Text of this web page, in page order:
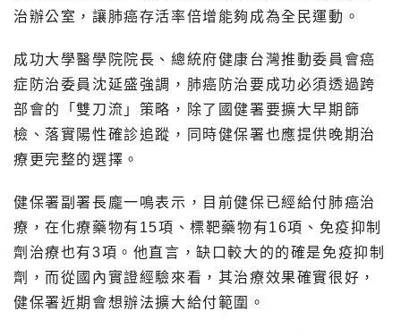
治辦公室，讓肺癌存活率倍增能夠成為全民運動。
成功大學醫學院院長、總統府健康台灣推動委員會癌
症防治委員沈延盛強調，肺癌防治要成功必須透過跨
部會的「雙刀流」策略，除了國健署要擴大早期篩
檢、落實陽性確診追蹤，同時健保署也應提供晚期治
療更完整的選擇。
健保署副署長龐一鳴表示，目前健保已經給付肺癌治
療，在化療藥物有15項、標靶藥物有16項、免疫抑制
劑治療也有3項。他直言，缺口較大的的確是免疫抑制
劑，而從國內實證經驗來看，其治療效果確實很好，
健保署近期會想辦法擴大給付範圍。